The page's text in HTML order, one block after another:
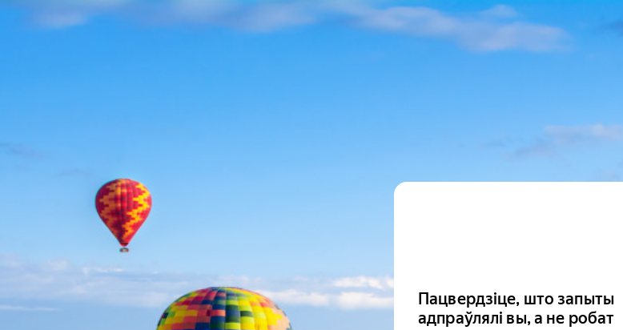
Пацвердзіце, што запыты
адпраўлялі вы, а не робат